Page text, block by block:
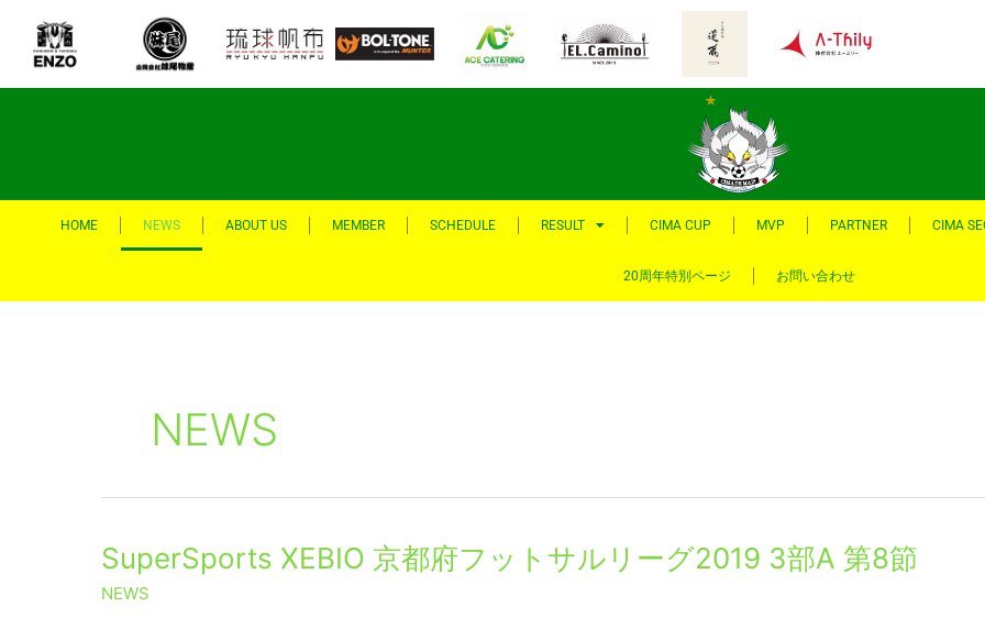
ス
HOME NEWS ABOUT US MEMBER SCHEDULE RESULT CIMA CUP MVP PARTNER CIMA
20周年特別ページ お問い合わせ
NEWS
SuperSports XEBIO 京都府フットサルリーグ2019 3部A 第8節
NEWS
SuperSports
XEBIO
京